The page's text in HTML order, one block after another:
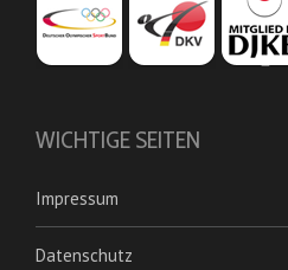
WICHTIGE SEITEN
Impressum
Datenschutz